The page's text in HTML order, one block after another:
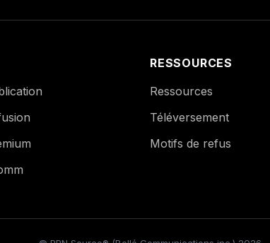
RESSOURCES
Ressources
Téléversement
Motifs de refus